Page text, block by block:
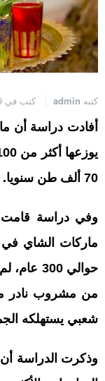
كتبه admin كتب في 29 أكتوبر 2021 - 11:00 ص
70 ألف طن سنويا.
وفي دراسة قامت
ماركات الشاي في
حوالي
من مشروب
شعبي يستهلكه
وذكرت الدراسة